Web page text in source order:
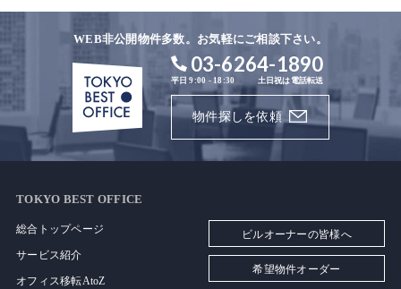
WEB非公開物件多数。お気軽にご相談下さい。
03-6264-1890
平日 9:00 - 18:30 土日祝は電話転送
物件探しを依頼
TOKYO BEST OFFICE
総合トップページ
サービス紹介
オフィス移転AtoZ
ビルオーナーの皆様へ
希望物件オーダー